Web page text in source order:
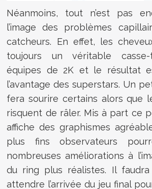
Néanmoins, tout n’est pas
l’image des problèmes
catcheurs. En effet, les
toujours un véritable
équipes de 2K et le résultat
l’avantage des superstars. Un
fera sourire certains alors que
risquent de râler. Mis à part ce
affiche des graphismes
plus fins observateurs
nombreuses améliorations à
du ring plus réalistes. Il
attendre l’arrivée du jeu final